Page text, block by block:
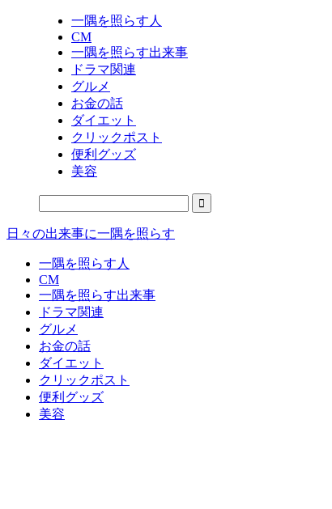
一隅を照らす人
CM
一隅を照らす出来事
ドラマ関連
グルメ
お金の話
ダイエット
クリックポスト
便利グッズ
美容
日々の出来事に一隅を照らす
一隅を照らす人
CM
一隅を照らす出来事
ドラマ関連
グルメ
お金の話
ダイエット
クリックポスト
便利グッズ
美容